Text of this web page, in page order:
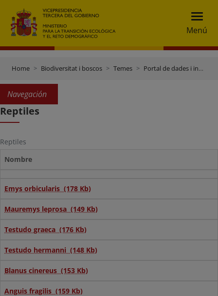
Menú
Home Biodiversitat i boscos Temes Portal de dades i inventaris
Navegación
Reptiles
Reptiles
Nombre
Emys orbicularis (178 Kb)
Mauremys leprosa (149 Kb)
Testudo graeca (176 Kb)
Testudo hermanni (148 Kb)
Blanus cinereus (153 Kb)
Anguis fragilis (159 Kb)